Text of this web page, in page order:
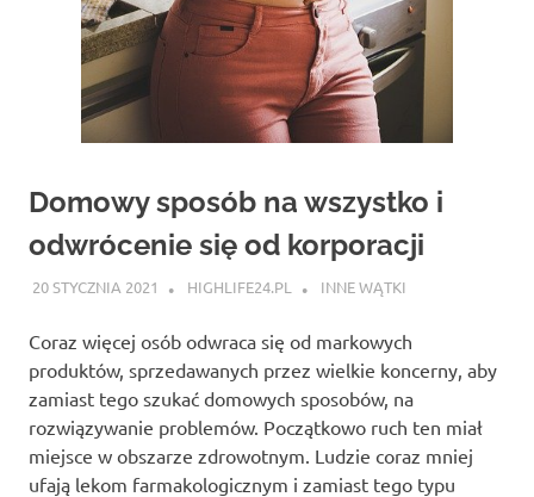
Domowy sposób na wszystko i
odwrócenie się od korporacji
20 STYCZNIA 2021 HIGHLIFE24.PL INNE WĄTKI
Coraz więcej osób odwraca się od markowych
produktów, sprzedawanych przez wielkie koncerny, aby
zamiast tego szukać domowych sposobów, na
rozwiązywanie problemów. Początkowo ruch ten miał
miejsce w obszarze zdrowotnym. Ludzie coraz mniej
ufają lekom farmakologicznym i zamiast tego typu